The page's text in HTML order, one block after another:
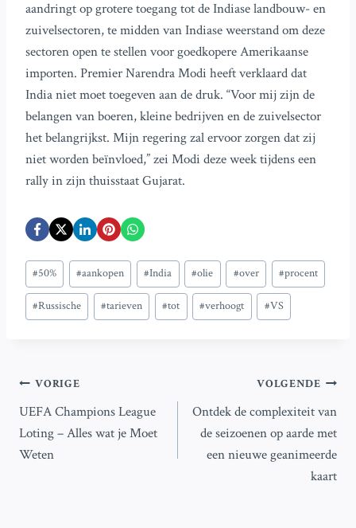
aandringt op grotere toegang tot de Indiase landbouw- en
zuivelsectoren, te midden van Indiase weerstand om deze
sectoren open te stellen voor goedkopere Amerikaanse
importen. Premier Narendra Modi heeft verklaard dat
India niet moet toegeven aan de druk. “Voor mij zijn de
belangen van boeren, kleine bedrijven en de zuivelsector
het belangrijkst. Mijn regering zal ervoor zorgen dat zij
niet worden beïnvloed,” zei Modi deze week tijdens een
rally in zijn thuisstaat Gujarat.
Bericht
tags:
#50% #aankopen #India #olie #over #procent
#Russische #tarieven #tot #verhoogt #VS
Bericht
navigatie
VORIGE
UEFA Champions League
Loting – Alles wat je Moet
Weten
VOLGENDE
Ontdek de complexiteit van
de seizoenen op aarde met
een nieuwe geanimeerde
kaart